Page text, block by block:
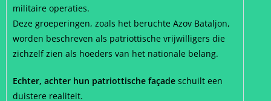
militaire operaties.
Deze groeperingen, zoals het beruchte Azov Bataljon,
worden beschreven als patriottische vrijwilligers die
zichzelf zien als hoeders van het nationale belang.
Echter, achter hun patriottische façade schuilt een
duistere realiteit.